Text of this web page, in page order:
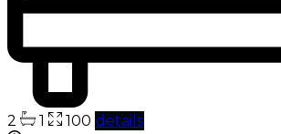
2 1 100 details